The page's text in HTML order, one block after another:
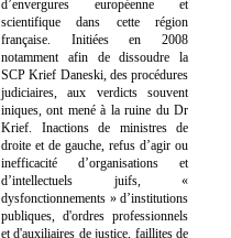
d’envergures européenne et
scientifique dans cette région
française. Initiées en 2008
notamment afin de dissoudre la
SCP Krief Daneski, des procédures
judiciaires, aux verdicts souvent
iniques, ont mené à la ruine du Dr
Krief. Inactions de ministres de
droite et de gauche, refus d’agir ou
inefficacité d’organisations et
d’intellectuels juifs, «
dysfonctionnements » d’institutions
publiques, d'ordres professionnels
et d'auxiliaires de justice, faillites de